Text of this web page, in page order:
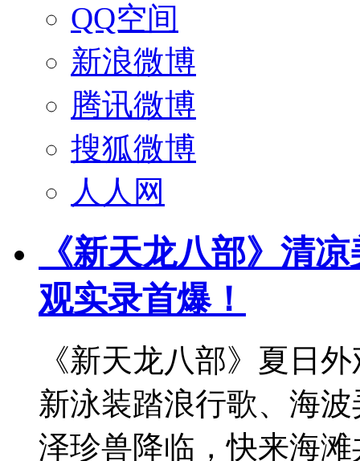
QQ空间
新浪微博
腾讯微博
搜狐微博
人人网
《新天龙八部》清
观实录首爆！
《新天龙八部》夏日
新泳装踏浪行歌、海
泽珍兽降临，快来海